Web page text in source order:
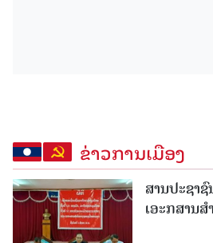
ຂ່າວການເມືອງ
ສານປະຊາ
ເອະກສານ